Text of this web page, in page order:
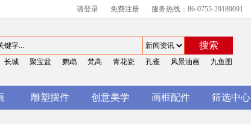
请登录 免费注册 服务热线：86-0755-29189091
搜索
长城 聚宝盆 鹦鹉 梵高 青花瓷 孔雀 风景油画 九鱼图
雕塑摆件 创意美学 画框配件 筛选中心